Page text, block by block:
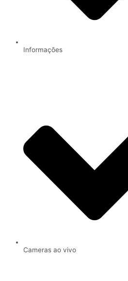
Informações
Cameras ao vivo